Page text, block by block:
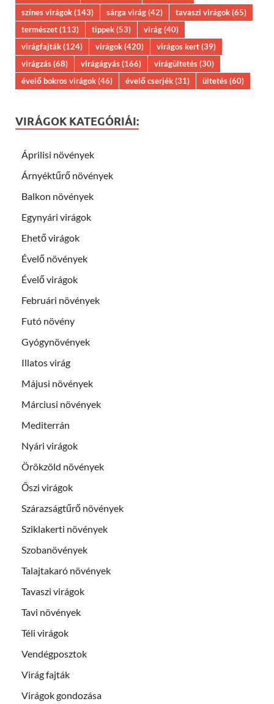
színes virágok(143) sárga virág(42) tavaszi virágok(65)
természet(113) tippek(53) virág(40)
virágfajták(124) virágok(420) virágos kert(39)
virágzás(68) virágágyás(166) virágültetés(30)
évelő bokros virágok(46) évelő cserjék(31) ültetés(60)
VIRÁGOK KATEGÓRIÁI:
Áprilisi növények
Árnyéktűrő növények
Balkon növények
Egynyári virágok
Ehető virágok
Évelő növények
Évelő virágok
Februári növények
Futó növény
Gyógynövények
Illatos virág
Májusi növények
Márciusi növények
Mediterrán
Nyári virágok
Örökzöld növények
Őszi virágok
Szárazságtűrő növények
Sziklakerti növények
Szobanövények
Talajtakaró növények
Tavaszi virágok
Tavi növények
Téli virágok
Vendégposztok
Virág fajták
Virágok gondozása